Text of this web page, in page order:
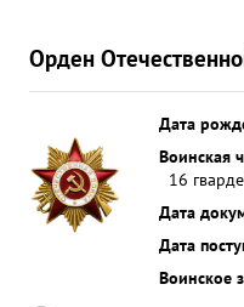
Орден
Дата
Воинская
16
Дата
Дата
Воинское